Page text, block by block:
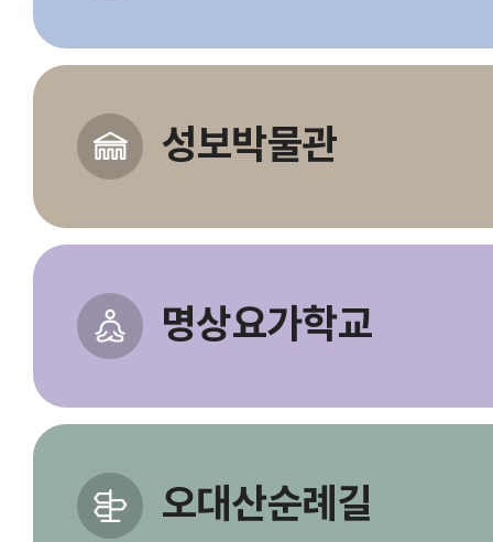
성보박물관
명상요가학교
오대산순례길